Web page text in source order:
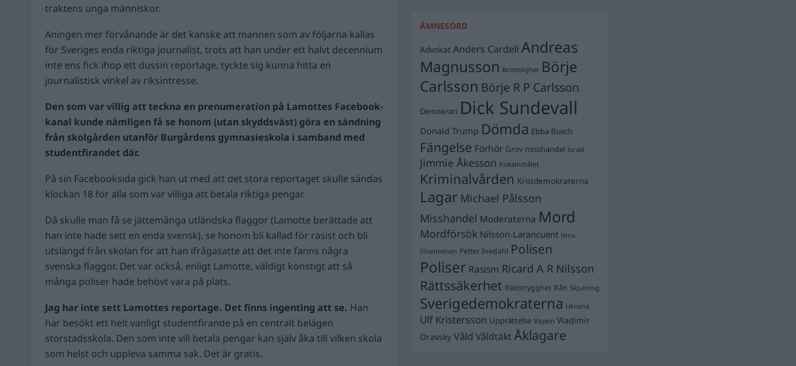
traktens unga människor.
Aningen mer förvånande är det kanske att mannen som av följarna kallas
för Sveriges enda riktiga journalist, trots att han under ett halvt decennium
inte ens fick ihop ett dussin reportage, tyckte sig kunna hitta en
journalistisk vinkel av riksintresse.
Den som var villig att teckna en prenumeration på Lamottes Facebook-
kanal kunde nämligen få se honom (utan skyddsväst) göra en sändning
från skolgården utanför Burgårdens gymnasieskola i samband med
studentfirandet där.
På sin Facebooksida gick han ut med att det stora reportaget skulle sändas
klockan 18 för alla som var villiga att betala riktiga pengar.
Då skulle man få se jättemånga utländska flaggor (Lamotte berättade att
han inte hade sett en enda svensk), se honom bli kallad för rasist och bli
utslängd från skolan för att han ifrågasatte att det inte fanns några
svenska flaggor. Det var också, enligt Lamotte, väldigt konstigt att så
många poliser hade behövt vara på plats.
Jag har inte sett Lamottes reportage. Det finns ingenting att se. Han
har besökt ett helt vanligt studentfirande på en centralt belägen
storstadsskola. Den som inte vill betala pengar kan själv åka till vilken skola
som helst och uppleva samma sak. Det är gratis.
ÄMNESORD
Advokat Anders Cardell Andreas
Magnusson Brottslighet Börje
Carlsson Börje R P Carlsson
Demokrati Dick Sundevall
Donald Trump Dömda Ebba Busch
Fängelse Förhör Grov misshandel Israel
Jimmie Åkesson Kokainmålet
Kriminalvården Kristdemokraterna
Lagar Michael Pålsson
Misshandel Moderaterna Mord
Mordförsök Nilsson-Larancuent Nina
Silventoinen Petter Inedahl Polisen
Poliser Rasism Ricard A R Nilsson
Rättssäkerhet Rättstrygghet Rån Skjutning
Sverigedemokraterna Ukraina
Ulf Kristersson Upprättelse Vapen Vladimir
Oravsky Våld Våldtäkt Åklagare